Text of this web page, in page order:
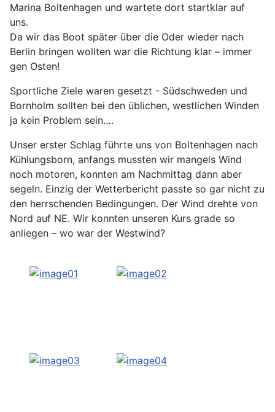
Marina Boltenhagen und wartete dort startklar auf
uns.
Da wir das Boot später über die Oder wieder nach
Berlin bringen wollten war die Richtung klar – immer
gen Osten!
Sportliche Ziele waren gesetzt - Südschweden und
Bornholm sollten bei den üblichen, westlichen Winden
ja kein Problem sein….
Unser erster Schlag führte uns von Boltenhagen nach
Kühlungsborn, anfangs mussten wir mangels Wind
noch motoren, konnten am Nachmittag dann aber
segeln. Einzig der Wetterbericht passte so gar nicht zu
den herrschenden Bedingungen. Der Wind drehte von
Nord auf NE. Wir konnten unseren Kurs grade so
anliegen – wo war der Westwind?